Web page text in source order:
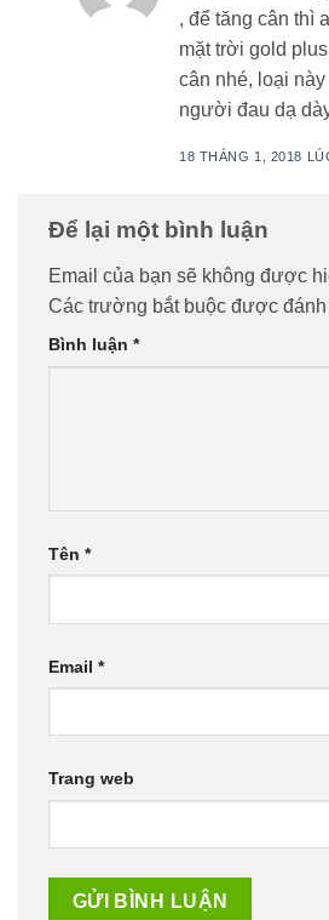
, để tăng cân thì
mặt trời gold
cân nhé, loại
người đau dạ
18 THÁNG 1, 2018
Để lại một bình luận
Email của bạn sẽ không được
Các trường bắt buộc được đánh
Bình luận *
Tên *
Email *
Trang web